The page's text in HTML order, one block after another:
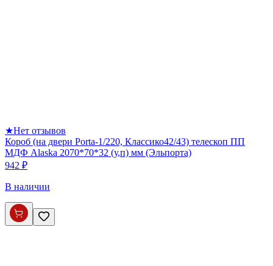
★Нет отзывов
Короб (на двери Porta-1/220, Классико42/43) телескоп ПП
МДФ Alaska 2070*70*32 (у,п) мм (Эльпорта)
942 ₽
В наличии